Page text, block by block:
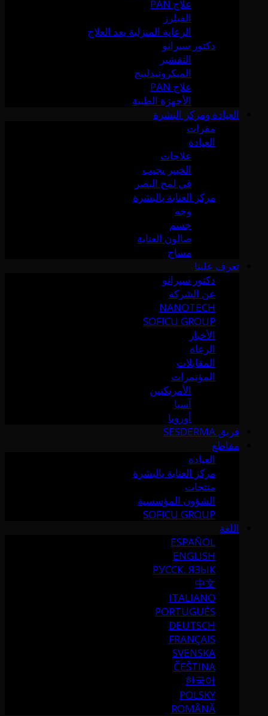
علاج PAN
الفيلرز
الرعاية المنزلية بعد العلاج
دكتور سيرانو
التقشير
الميكرونيدلينج
علاج PAN
الأجهزة الطبية
العيادة ومركز البشرة
مقرات
العيادة
علاجات
الخبير يجيب
في لمح البصر
مركز العناية بالبشرة
وجه
جسم
صالون العناية
مساج
تعرف علينا
دكتور سيرانو
عن الشركة
NANOTECH
SOFICU GROUP
الأخبار
الرعاة
المقابلات
المؤتمرات
الأمريكتين
آسيا
أوروبا
فريق SESDERMA
مقاطع
العيادة
مركز العناية بالبشرة
منتجات
الشؤون المؤسسية
SOFICU GROUP
اللغة
ESPAÑOL
ENGLISH
РУССК. ЯЗЫК
中文
ITALIANO
PORTUGUÉS
DEUTSCH
FRANÇAIS
SVENSKA
ČEŠTINA
한국어
POLSKY
ROMÂNĂ